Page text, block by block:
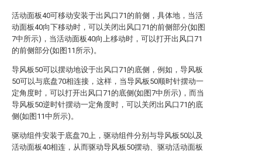
活动面板40可移动安装于出风口71的前侧，具体地，当活
动面板40向下移动时，可以关闭出风口71的前侧部分(如图
7中所示)，当活动面板40向上移动时，可以打开出风口71
的前侧部分(如图11所示)。
导风板50可以摆动地设于出风口71的底侧，例如，导风板
50可以与底盘70相连接，这样，当导风板50顺时针摆动一
定角度时，可以打开出风口71的底侧(如图7中所示)，而当
导风板50逆时针摆动一定角度时，可以关闭出风口71的底
侧(如图11中所示)。
驱动组件安装于底盘70上，驱动组件分别与导风板50以及
活动面板40相连，从而驱动导风板50摆动、驱动活动面板